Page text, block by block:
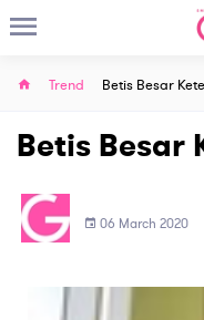
Trend Betis Besar
Betis Besar
06 March 2020